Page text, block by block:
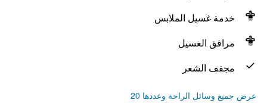
خدمة غسيل الملابس
مرافق الغسيل
مجفف الشعر
عرض جميع وسائل الراحة وعددها 20